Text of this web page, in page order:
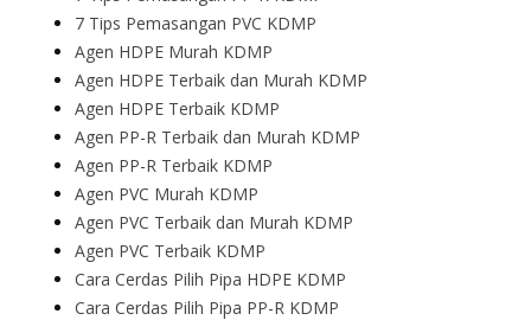
7 Tips Pemasangan PVC KDMP
Agen HDPE Murah KDMP
Agen HDPE Terbaik dan Murah KDMP
Agen HDPE Terbaik KDMP
Agen PP-R Terbaik dan Murah KDMP
Agen PP-R Terbaik KDMP
Agen PVC Murah KDMP
Agen PVC Terbaik dan Murah KDMP
Agen PVC Terbaik KDMP
Cara Cerdas Pilih Pipa HDPE KDMP
Cara Cerdas Pilih Pipa PP-R KDMP